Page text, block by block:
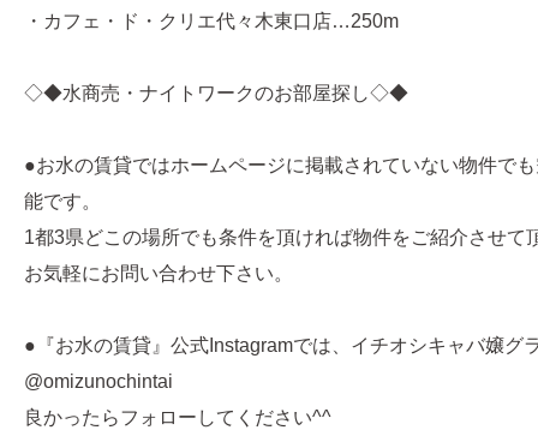
・カフェ・ド・クリエ代々木東口店…250m
◇◆水商売・ナイトワークのお部屋探し◇◆
●お水の賃貸ではホームページに掲載されていない物件で
能です。
1都3県どこの場所でも条件を頂ければ物件をご紹介させて
お気軽にお問い合わせ下さい。
●『お水の賃貸』公式Instagramでは、イチオシキャバ嬢グ
@omizunochintai
良かったらフォローしてください^^